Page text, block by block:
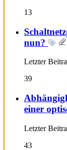
13
nun?
Letzter
39
einer
Letzter
43